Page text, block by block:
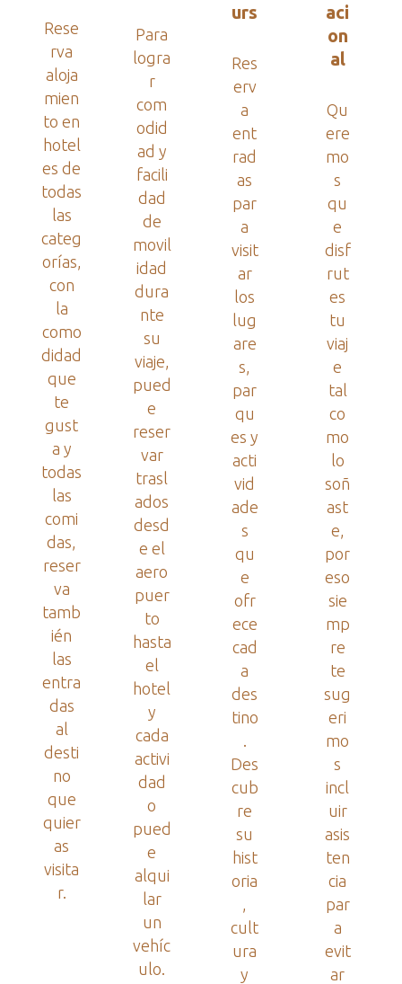
Rese
rva
aloja
mien
to en
hotel
es de
todas
las
categ
orías,
con
la
como
didad
que
te
gust
a y
todas
las
comi
das,
reser
va
tamb
ién
las
entra
das
al
desti
no
que
quier
as
visita
r.
Para
logra
r
com
odid
ad y
facili
dad
de
movil
idad
dura
nte
su
viaje,
pued
e
reser
var
trasl
ados
desd
e el
aero
puer
to
hasta
el
hotel
y
cada
activi
dad
o
pued
e
alqui
lar
un
vehíc
ulo.
urs
Res
erv
a
ent
rad
as
par
a
visit
ar
los
lug
are
s,
par
qu
es y
acti
vid
ade
s
qu
e
ofr
ece
cad
a
des
tino
Des
cub
re
su
hist
oria
cult
ura
y
aci
on
al
Qu
ere
mo
s
qu
e
disf
rut
es
tu
viaj
e
tal
co
mo
lo
soñ
ast
e,
por
eso
sie
mp
re
te
sug
eri
mo
s
incl
uir
asis
ten
cia
par
a
evit
ar